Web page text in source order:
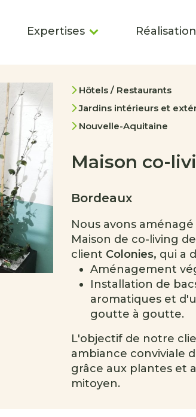
Expertises
Hôtels / Restaurants
Jardins intérieurs et
Nouvelle-Aquitaine
Maison co-
Bordeaux
Nous avons
Maison de co-living
client Colonies, qui a
Aménagement
Installation de
aromatiques et
goutte à goutte.
L'objectif de notre
ambiance conviviale
grâce aux plantes et
mitoyen.